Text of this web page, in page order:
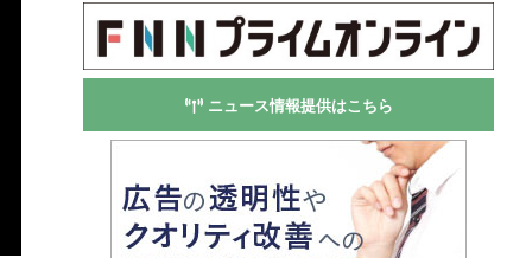
ニュース情報提供はこちら